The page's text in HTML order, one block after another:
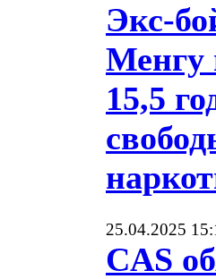
Экс-
Менгу
15,5
25.04.2025
CAS